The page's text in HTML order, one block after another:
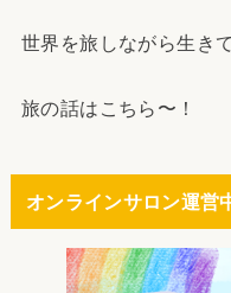
世界を旅しながら生き
旅の話はこちら〜！
オンラインサロン運営